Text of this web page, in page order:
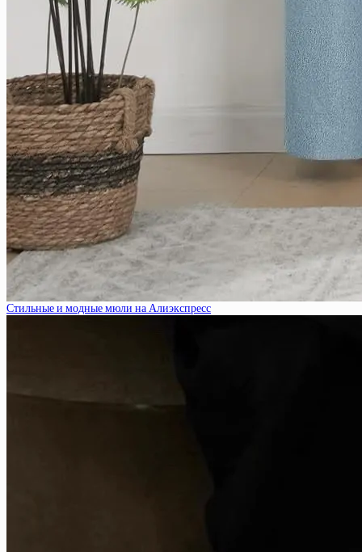
Стильные и модные мюли на Алиэкспресс